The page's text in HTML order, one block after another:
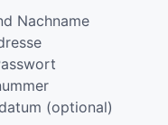
Nachname
(optional)